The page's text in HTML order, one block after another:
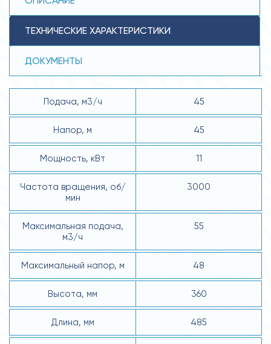
ТЕХНИЧЕСКИЕ ХАРАКТЕРИСТИКИ
ДОКУМЕНТЫ
Подача, м3/ч 45
Напор, м 45
Мощность, кВт 11
Частота вращения, об/
мин
3000
Максимальная подача,
м3/ч
55
Максимальный напор, м 48
Высота, мм 360
Длина, мм 485